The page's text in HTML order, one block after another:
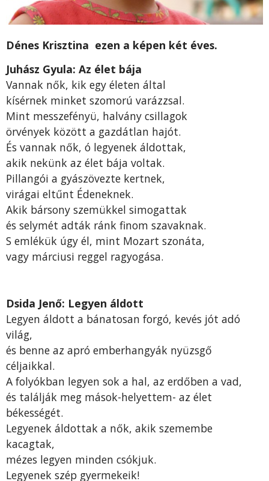
Dénes Krisztina ezen a képen két éves.
Juhász Gyula: Az élet bája
Vannak nők, kik egy életen által
kísérnek minket szomorú varázzsal.
Mint messzefényü, halvány csillagok
örvények között a gazdátlan hajót.
És vannak nők, ó legyenek áldottak,
akik nekünk az élet bája voltak.
Pillangói a gyászövezte kertnek,
virágai eltűnt Édeneknek.
Akik bársony szemükkel simogattak
és selymét adták ránk finom szavaknak.
S emlékük úgy él, mint Mozart szonáta,
vagy márciusi reggel ragyogása.
Dsida Jenő: Legyen áldott
Legyen áldott a bánatosan forgó, kevés jót adó
világ,
és benne az apró emberhangyák nyüzsgő
céljaikkal.
A folyókban legyen sok a hal, az erdőben a vad,
és találják meg mások-helyettem- az élet
békességét.
Legyenek áldottak a nők, akik szemembe
kacagtak,
mézes legyen minden csókjuk.
Legyenek szép gyermekeik!